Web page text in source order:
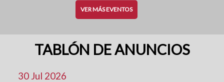
VER MÁS EVENTOS
TABLÓN DE ANUNCIOS
30 Jul 2026